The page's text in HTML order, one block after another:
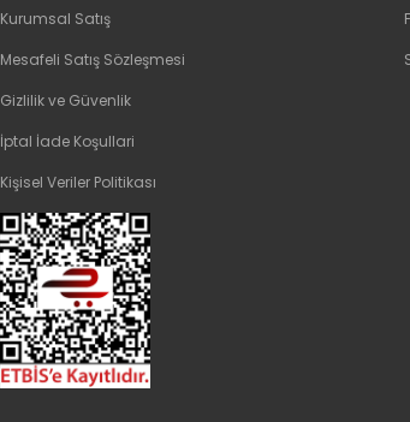
Kurumsal Satış
Mesafeli Satış Sözleşmesi
Gizlilik ve Güvenlik
İptal İade Koşullari
Kişisel Veriler Politikası